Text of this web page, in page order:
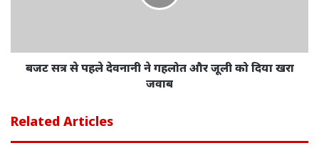
बजट सत्र से पहले देवनानी ने गहलोत और जूली को दिया खरा
जवाब
Related Articles